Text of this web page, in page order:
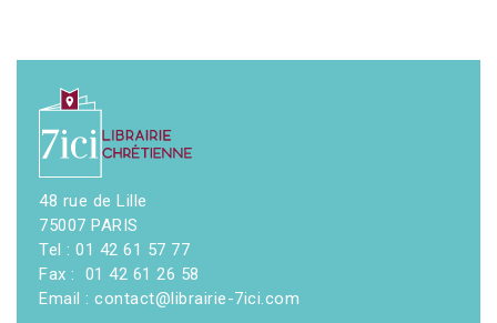
48 rue de Lille
75007 PARIS
Tel : 01 42 61 57 77
Fax : 01 42 61 26 58
Email : contact@librairie-7ici.com